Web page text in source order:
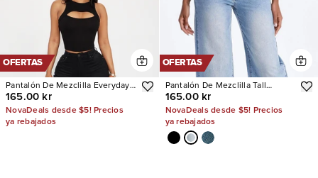
OFERTAS
Pantalón De Mezclilla Everyday
Basic Straight Leg Denim
165.00 kr
NovaDeals desde $5! Precios
ya rebajados
OFERTAS
Pantalón De Mezclilla Tall
Westside Low Rise Wide Leg
165.00 kr
NovaDeals desde $5! Precios
ya rebajados